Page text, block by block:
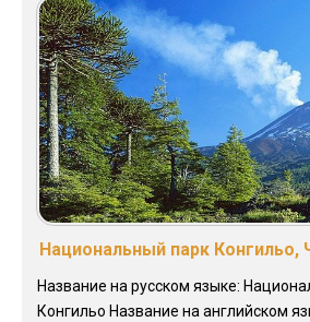
Национальный парк Конгильо,
Название на русском языке:
Конгильо Название на английском